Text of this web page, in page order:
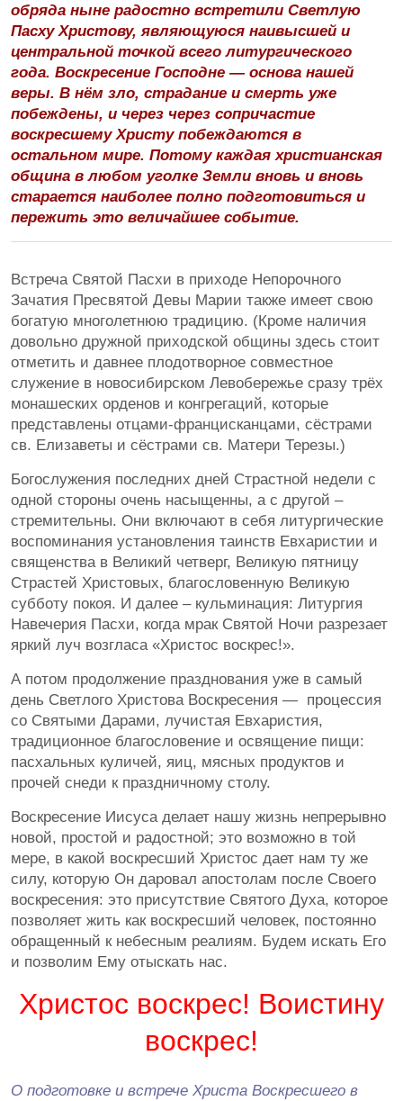
обряда ныне радостно встретили Светлую
Пасху Христову, являющуюся наивысшей и
центральной точкой всего литургического
года. Воскресение Господне — основа нашей
веры. В нём зло, страдание и смерть уже
побеждены, и через через сопричастие
воскресшему Христу побеждаются в
остальном мире. Потому каждая христианская
община в любом уголке Земли вновь и вновь
старается наиболее полно подготовиться и
пережить это величайшее событие.
Встреча Святой Пасхи в приходе Непорочного
Зачатия Пресвятой Девы Марии также имеет свою
богатую многолетнюю традицию. (Кроме наличия
довольно дружной приходской общины здесь стоит
отметить и давнее плодотворное совместное
служение в новосибирском Левобережье сразу трёх
монашеских орденов и конгрегаций, которые
представлены отцами-францисканцами, сёстрами
св. Елизаветы и сёстрами св. Матери Терезы.)
Богослужения последних дней Страстной недели с
одной стороны очень насыщенны, а с другой –
стремительны. Они включают в себя литургические
воспоминания установления таинств Евхаристии и
священства в Великий четверг, Великую пятницу
Страстей Христовых, благословенную Великую
субботу покоя. И далее – кульминация: Литургия
Навечерия Пасхи, когда мрак Святой Ночи разрезает
яркий луч возгласа «Христос воскрес!».
А потом продолжение празднования уже в самый
день Светлого Христова Воскресения — процессия
со Святыми Дарами, лучистая Евхаристия,
традиционное благословение и освящение пищи:
пасхальных куличей, яиц, мясных продуктов и
прочей снеди к праздничному столу.
Воскресение Иисуса делает нашу жизнь непрерывно
новой, простой и радостной; это возможно в той
мере, в какой воскресший Христос дает нам ту же
силу, которую Он даровал апостолам после Своего
воскресения: это присутствие Святого Духа, которое
позволяет жить как воскресший человек, постоянно
обращенный к небесным реалиям. Будем искать Его
и позволим Ему отыскать нас.
Христос воскрес! Воистину
воскрес!
О подготовке и встрече Христа Воскресшего в